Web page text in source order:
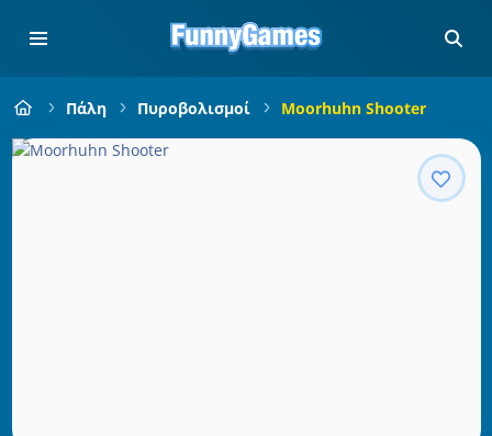
Πάλη Πυροβολισμοί Moorhuhn Shooter